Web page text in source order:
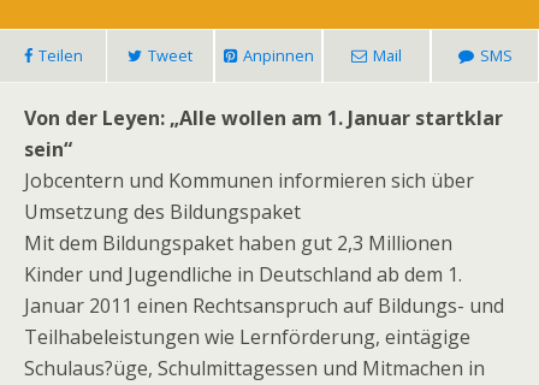
Teilen Tweet Anpinnen Mail SMS
Von der Leyen: „Alle wollen am 1. Januar startklar
sein“
Jobcentern und Kommunen informieren sich über
Umsetzung des Bildungspaket
Mit dem Bildungspaket haben gut 2,3 Millionen
Kinder und Jugendliche in Deutschland ab dem 1.
Januar 2011 einen Rechtsanspruch auf Bildungs- und
Teilhabeleistungen wie Lernförderung, eintägige
Schulaus?üge, Schulmittagessen und Mitmachen in